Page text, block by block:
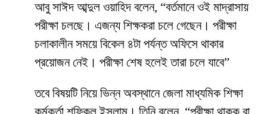
আবু সাঈদ আব্দুল ওয়াহিদ বলেন, “বর্তমানে ওই মাদ্রাসায়
পরীক্ষা চলছে। এজন্য শিক্ষকরা চলে গেছেন। পরীক্ষা
চলাকালীন সময়ে বিকেল ৪টা পর্যন্ত অফিসে থাকার
প্রয়োজন নেই। পরীক্ষা শেষ হলেই তারা চলে যাবে”
তবে বিষয়টি নিয়ে ভিন্ন অবস্থানে জেলা মাধ্যমিক শিক্ষা